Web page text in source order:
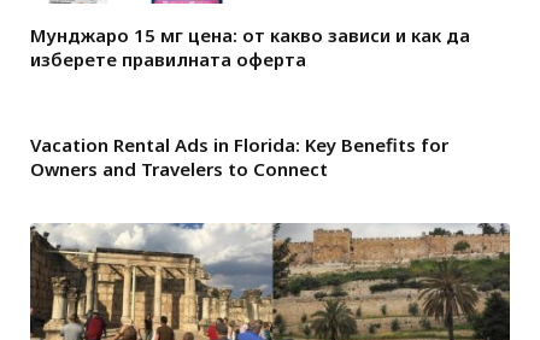
Мунджаро 15 мг цена: от какво зависи и как да
изберете правилната оферта
Vacation Rental Ads in Florida: Key Benefits for
Owners and Travelers to Connect